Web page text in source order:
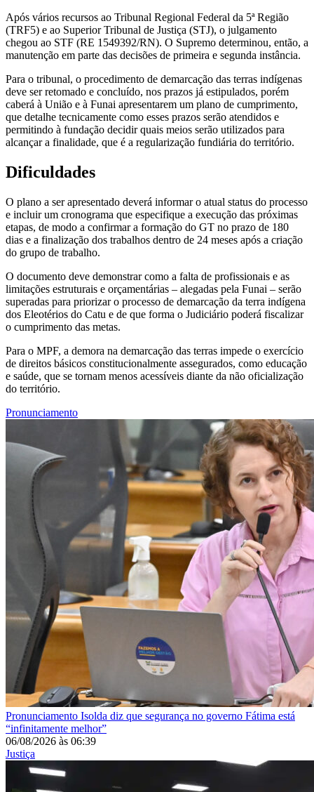
Após vários recursos ao Tribunal Regional Federal da 5ª Região
(TRF5) e ao Superior Tribunal de Justiça (STJ), o julgamento
chegou ao STF (RE 1549392/RN). O Supremo determinou, então, a
manutenção em parte das decisões de primeira e segunda instância.
Para o tribunal, o procedimento de demarcação das terras indígenas
deve ser retomado e concluído, nos prazos já estipulados, porém
caberá à União e à Funai apresentarem um plano de cumprimento,
que detalhe tecnicamente como esses prazos serão atendidos e
permitindo à fundação decidir quais meios serão utilizados para
alcançar a finalidade, que é a regularização fundiária do território.
Dificuldades
O plano a ser apresentado deverá informar o atual status do processo
e incluir um cronograma que especifique a execução das próximas
etapas, de modo a confirmar a formação do GT no prazo de 180
dias e a finalização dos trabalhos dentro de 24 meses após a criação
do grupo de trabalho.
O documento deve demonstrar como a falta de profissionais e as
limitações estruturais e orçamentárias – alegadas pela Funai – serão
superadas para priorizar o processo de demarcação da terra indígena
dos Eleotérios do Catu e de que forma o Judiciário poderá fiscalizar
o cumprimento das metas.
Para o MPF, a demora na demarcação das terras impede o exercício
de direitos básicos constitucionalmente assegurados, como educação
e saúde, que se tornam menos acessíveis diante da não oficialização
do território.
Pronunciamento
Pronunciamento Isolda diz que segurança no governo Fátima está
“infinitamente melhor”
06/08/2026 às 06:39
Justiça